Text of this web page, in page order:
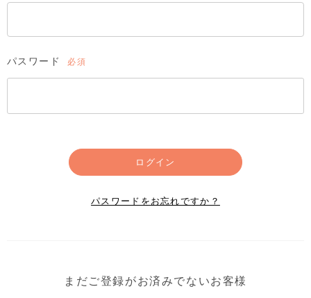
須)
パスワード
須)
ログイン
パスワードをお忘れですか？
まだご登録がお済みでないお客様